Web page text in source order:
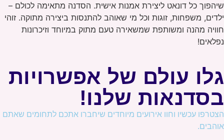
שיהפוך כל דונאט ליצירת אמנות אישית. הסדנה מתאימה לכולם –
ילדים, משפחות, זוגות וכל מי שאוהב להתנסות ביצירה מתוקה. זוהי
חוויה מהנה ומשותפת שמשאירה טעם מתוק במיוחד וזיכרונות
נפלאים!
גלו עולם של אפשרויות
בסדנאות שלנו!
הצטרפו עכשיו וחוו אירועים מיוחדים שיחברו אתכם לתחומים שאתם
אוהבים.